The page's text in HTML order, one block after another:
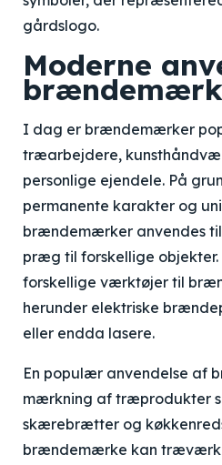
gårdslogo.
Moderne
I dag er brændemærker
træarbejdere,
personlige ejendele. På
permanente karakter og
brændemærker anvendes
præg til forskellige objekter.
forskellige værktøjer til
herunder elektriske
eller endda lasere.
En populær anvendelse af
mærkning af træprodukter
skærebrætter og
brændemærke kan